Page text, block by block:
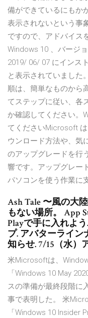
備ができているにもか
表示されないという事
ですので、アドバイス
Windows 10 、バージ
2019/ 06/ 07 にインス
と表示されていました
順は、簡単なものから
てステップに従い、各
か確認してください。
てくださいMicrosoft
ウンロード方法や、気
のアップグレードを行
響です。アップグレー
パソコンを使う作業に
Ash Tale 〜風の大
もない場所。 App
Playで手に入れよう
プ. アバターライン
知らせ. 7/15（水）
米Microsoftは、
「Windows 10 May
スの準備が最終段階に
事で表明した。 米
「Windows 10 Insider